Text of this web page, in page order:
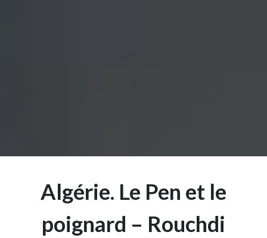
Algérie. Le Pen et le
poignard – Rouchdi